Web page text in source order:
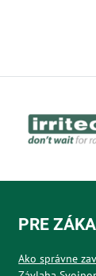
PRE
Ako správne